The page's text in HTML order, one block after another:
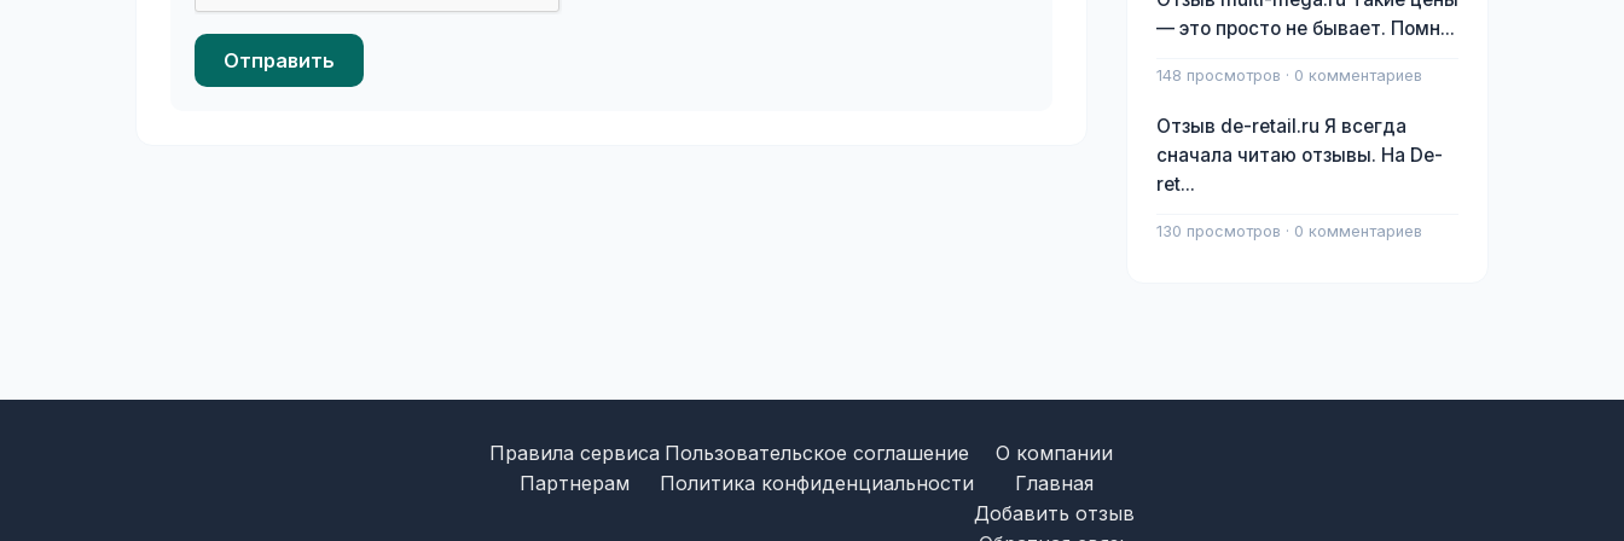
Отправить
— это просто не бывает. Помн...
148 просмотров · 0 комментариев
Отзыв de-retail.ru Я всегда
сначала читаю отзывы. На De-
ret...
130 просмотров · 0 комментариев
Правила сервиса
Партнерам
Пользовательское соглашение
Политика конфиденциальности
О компании
Главная
Добавить отзыв